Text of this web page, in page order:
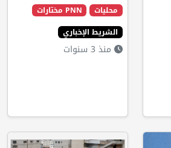
الشريط الإخباري